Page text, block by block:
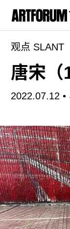
artguide
新闻
展评
杂志
视频
ENGLISH
ART &
广告
订阅
往期内容
观点 SLANT
唐宋（
2022.07.12 •